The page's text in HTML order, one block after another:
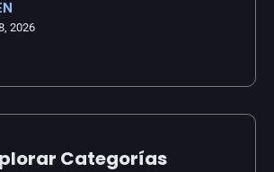
2026
Categorías